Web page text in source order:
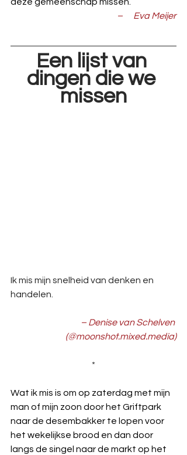
–      Eva Meijer
Een lijst van
dingen die we
missen
Ik mis mijn snelheid van denken en
handelen.
– Denise van Schelven
(@moonshot.mixed.media)
*
Wat ik mis is om op zaterdag met mijn
man of mijn zoon door het Griftpark
naar de desembakker te lopen voor
het wekelijkse brood en dan door
langs de singel naar de markt op het